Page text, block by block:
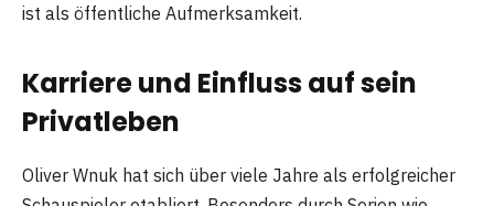
ist als öffentliche Aufmerksamkeit.
Karriere und Einfluss auf sein
Privatleben
Oliver Wnuk hat sich über viele Jahre als erfolgreicher